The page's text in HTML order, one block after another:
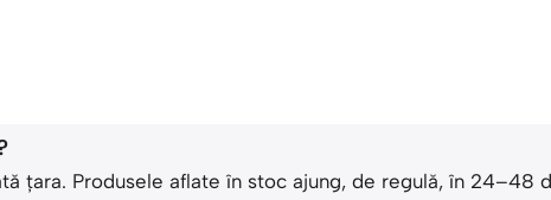
țara. Produsele aflate în stoc ajung, de regulă, în